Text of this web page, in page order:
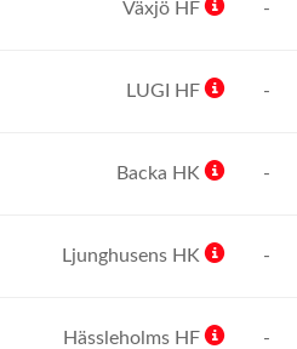
Växjö HF -
LUGI HF -
Backa HK -
Ljunghusens HK -
Hässleholms HF -